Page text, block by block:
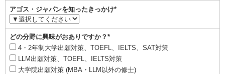
アゴス・ジャパンを知ったきっかけ*
どの分野に興味がおありですか？*
4・2年制大学出願対策、TOEFL、IELTS、SAT対策
LLM出願対策、TOEFL、IELTS対策
大学院出願対策 (MBA・LLM以外の修士)